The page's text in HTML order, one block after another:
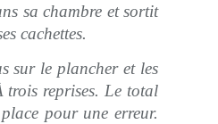
sa chambre et sortit
cachettes.
sur le plancher et les
trois reprises. Le total
pour une erreur.